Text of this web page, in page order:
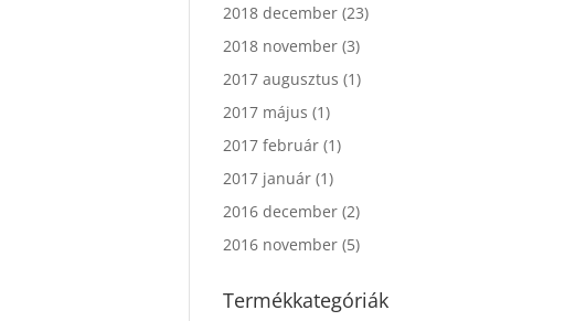
2018 december (23)
2018 november (3)
2017 augusztus (1)
2017 május (1)
2017 február (1)
2017 január (1)
2016 december (2)
2016 november (5)
Termékkategóriák